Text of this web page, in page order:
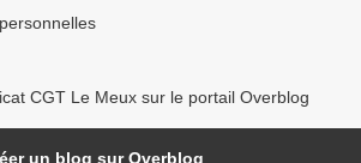
CGT Le Meux sur le portail Overblog
un blog sur Overblog